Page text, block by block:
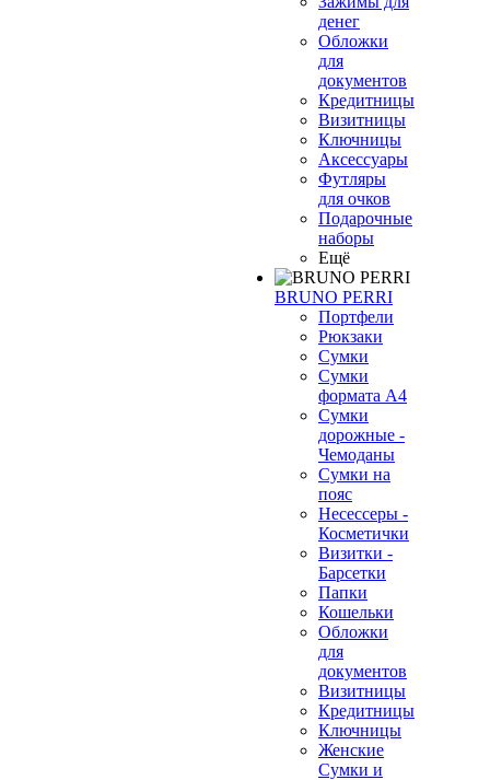
денег
Обложки
для
документов
Кредитницы
Визитницы
Ключницы
Аксессуары
Футляры
для очков
Подарочные
наборы
Ещё
BRUNO PERRI
Портфели
Рюкзаки
Сумки
Сумки
формата А4
Сумки
дорожные -
Чемоданы
Сумки на
пояс
Несессеры -
Косметички
Визитки -
Барсетки
Папки
Кошельки
Обложки
для
документов
Визитницы
Кредитницы
Ключницы
Женские
Сумки и